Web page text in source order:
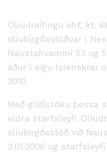
Olíudreifingu ehf, kt.
olíubirgðastöðvar í
Naustahvammi 53 og
áður í eigu Íslenskrar
3010.
Með gildistöku þessa
eldra starfsleyfi
olíubirgðastöð við
2.01.2006 og